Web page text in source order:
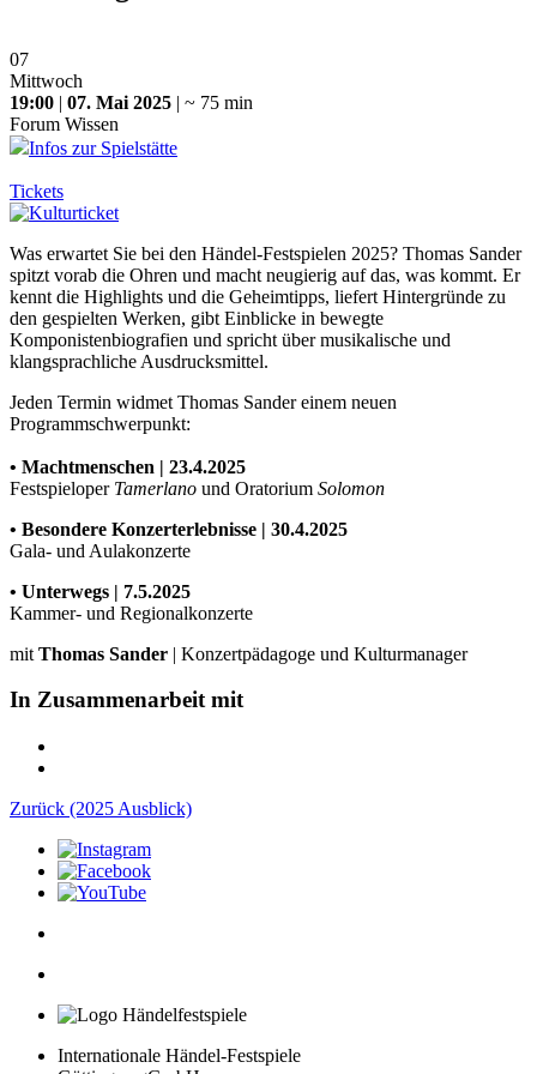
07
Mittwoch
19:00 | 07. Mai 2025 | ~ 75 min
Forum Wissen
Infos zur Spielstätte
Tickets
Was erwartet Sie bei den Händel-Festspielen 2025? Thomas Sander
spitzt vorab die Ohren und macht neugierig auf das, was kommt. Er
kennt die Highlights und die Geheimtipps, liefert Hintergründe zu
den gespielten Werken, gibt Einblicke in bewegte
Komponistenbiografien und spricht über musikalische und
klangsprachliche Ausdrucksmittel.
Jeden Termin widmet Thomas Sander einem neuen
Programmschwerpunkt:
• Machtmenschen | 23.4.2025
Festspieloper Tamerlano und Oratorium Solomon
• Besondere Konzerterlebnisse | 30.4.2025
Gala- und Aulakonzerte
• Unterwegs | 7.5.2025
Kammer- und Regionalkonzerte
mit Thomas Sander | Konzertpädagoge und Kulturmanager
In Zusammenarbeit mit
Zurück (2025 Ausblick)
Internationale Händel-Festspiele